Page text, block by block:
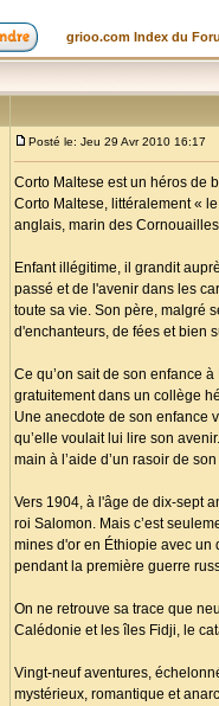
grioo.com Index du
Posté le: Jeu 29 Avr 2010 16:17
Corto Maltese est un héros de
Corto Maltese, littéralement «
anglais, marin des
Enfant illégitime, il grandit
passé et de l'avenir dans les
toute sa vie. Son père, malgré
d'enchanteurs, de fées et bien
Ce qu’on sait de son enfance
gratuitement dans un collège
Une anecdote de son enfance
qu’elle voulait lui lire son
main à l’aide d’un rasoir de
Vers 1904, à l'âge de dix-sept
roi Salomon. Mais c’est
mines d'or en Éthiopie avec un
pendant la première guerre
On ne retrouve sa trace que
Calédonie et les îles Fidji, le
Vingt-neuf aventures,
mystérieux, romantique et